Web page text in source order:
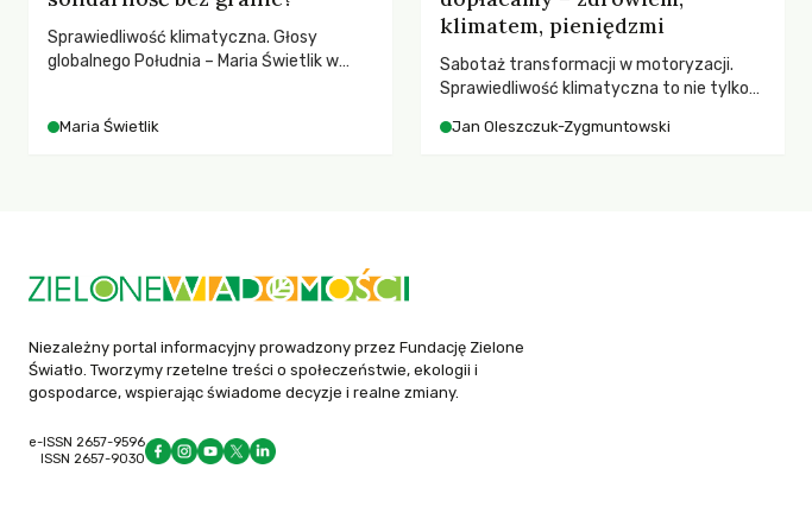
Sprawiedliwość klimatyczna. Głosy
globalnego Południa – Maria Świetlik w
Maria Świetlik
klimatem, pieniędzmi
Sabotaż transformacji w motoryzacji.
Sprawiedliwość klimatyczna to nie tylko
ponosi konsekwencje globalnego
Jan Oleszczuk-Zygmuntowski
Niezależny portal informacyjny prowadzony przez Fundację Zielone
Światło. Tworzymy rzetelne treści o społeczeństwie, ekologii i
gospodarce, wspierając świadome decyzje i realne zmiany.
e-ISSN 2657-9596
ISSN 2657-9030